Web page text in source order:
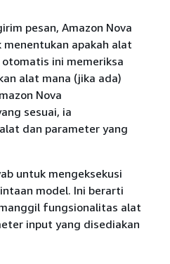
pesan, Amazon Nova
apakah alat
ini memeriksa
alat mana (jika ada)
Nova
sesuai, ia
dan parameter yang
untuk mengeksekusi
model. Ini berarti
fungsionalitas alat
input yang disediakan